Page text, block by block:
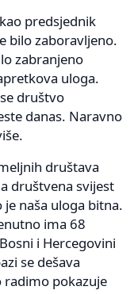
predsjednik
bilo zaboravljeno.
zabranjeno
uloga.
društvo
danas. Naravno
društava
društvena svijest
naša uloga bitna.
ima 68
i Hercegovini
se dešava
radimo pokazuje